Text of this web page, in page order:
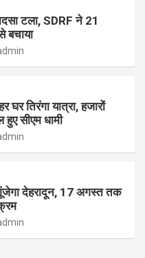
टला, SDRF ने 21
बचाया
घर तिरंगा यात्रा, हजारों
सीएम धामी
गूंजेगा देहरादून, 17 अगस्त तक